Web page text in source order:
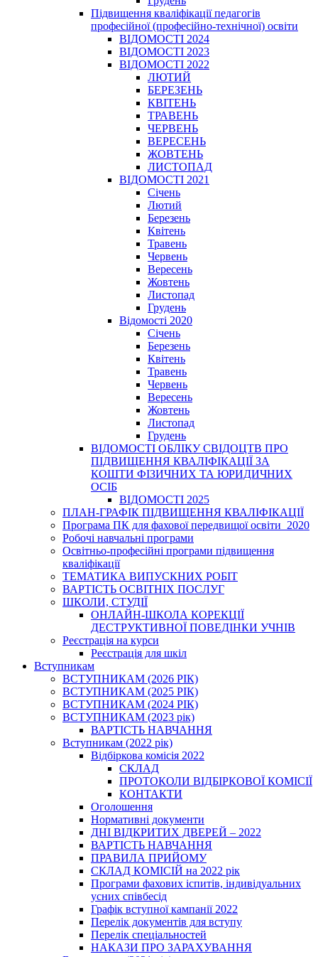
Підвищення кваліфікації педагогів
професійної (професійно-технічної) освіти
ВІДОМОСТІ 2024
ВІДОМОСТІ 2023
ВІДОМОСТІ 2022
ЛЮТИЙ
БЕРЕЗЕНЬ
КВІТЕНЬ
ТРАВЕНЬ
ЧЕРВЕНЬ
ВЕРЕСЕНЬ
ЖОВТЕНЬ
ЛИСТОПАД
ВІДОМОСТІ 2021
Січень
Лютий
Березень
Квітень
Травень
Червень
Вересень
Жовтень
Листопад
Грудень
Відомості 2020
Січень
Березень
Квітень
Травень
Червень
Вересень
Жовтень
Листопад
Грудень
ВІДОМОСТІ ОБЛІКУ СВІДОЦТВ ПРО
ПІДВИЩЕННЯ КВАЛІФІКАЦІЇ ЗА
КОШТИ ФІЗИЧНИХ ТА ЮРИДИЧНИХ
ОСІБ
ВІДОМОСТІ 2025
ПЛАН-ГРАФІК ПІДВИЩЕННЯ КВАЛІФІКАЦІЇ
Програма ПК для фахової передвищої освіти_2020
Робочі навчальні програми
Освітньо-професійні програми підвищення
кваліфікації
ТЕМАТИКА ВИПУСКНИХ РОБІТ
ВАРТІСТЬ ОСВІТНІХ ПОСЛУГ
ШКОЛИ, СТУДІЇ
ОНЛАЙН-ШКОЛА КОРЕКЦІЇ
ДЕСТРУКТИВНОЇ ПОВЕДІНКИ УЧНІВ
Реєстрація на курси
Реєстрація для шкіл
Вступникам
ВСТУПНИКАМ (2026 РІК)
ВСТУПНИКАМ (2025 РІК)
ВСТУПНИКАМ (2024 РІК)
ВСТУПНИКАМ (2023 рік)
ВАРТІСТЬ НАВЧАННЯ
Вступникам (2022 рік)
Відбіркова комісія 2022
СКЛАД
ПРОТОКОЛИ ВІДБІРКОВОЇ КОМІСІЇ
КОНТАКТИ
Оголошення
Нормативні документи
ДНІ ВІДКРИТИХ ДВЕРЕЙ – 2022
ВАРТІСТЬ НАВЧАННЯ
ПРАВИЛА ПРИЙОМУ
СКЛАД КОМІСІЙ на 2022 рік
Програми фахових іспитів, індивідуальних
усних співбесід
Графік вступної кампанії 2022
Перелік документів для вступу
Перелік спеціальностей
НАКАЗИ ПРО ЗАРАХУВАННЯ